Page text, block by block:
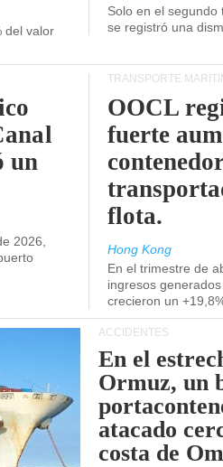
del valor
Solo en el
se registró una
un
2026,
TRANSPORTE
OOCL
fuerte
flota.
Hong Kong
En el trimestre de
ingresos
crecieron un
ACCIDENTES
En el
Ormuz, un
atacado
costa de